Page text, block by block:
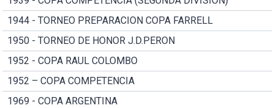
1944 - TORNEO PREPARACION COPA FARRELL
1950 - TORNEO DE HONOR J.D.PERON
1952 - COPA RAUL COLOMBO
1952 – COPA COMPETENCIA
1969 - COPA ARGENTINA